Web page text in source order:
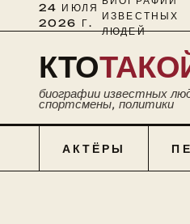
24 ИЮЛЯ
2026 Г.
ИЗВЕСТНЫХ
ЛЮДЕЙ
КТО
биографии известных
спортсмены, политики
АКТЁРЫ